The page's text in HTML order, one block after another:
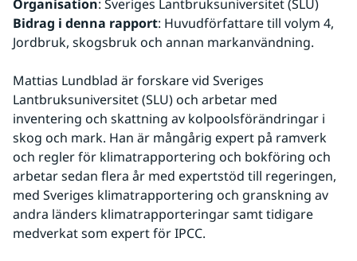
Organisation: Sveriges Lantbruksuniversitet (SLU)
Bidrag i denna rapport: Huvudförfattare till volym 4,
Jordbruk, skogsbruk och annan markanvändning.
Mattias Lundblad är forskare vid Sveriges
Lantbruksuniversitet (SLU) och arbetar med
inventering och skattning av kolpoolsförändringar i
skog och mark. Han är mångårig expert på ramverk
och regler för klimatrapportering och bokföring och
arbetar sedan flera år med expertstöd till regeringen,
med Sveriges klimatrapportering och granskning av
andra länders klimatrapporteringar samt tidigare
medverkat som expert för IPCC.